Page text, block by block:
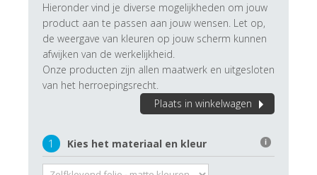
Hieronder vind je diverse mogelijkheden om jouw
product aan te passen aan jouw wensen. Let op,
de weergave van kleuren op jouw scherm kunnen
afwijken van de werkelijkheid.
Onze producten zijn allen maatwerk en uitgesloten
van het herroepingsrecht.
Plaats in winkelwagen
1 Kies het materiaal en kleur i